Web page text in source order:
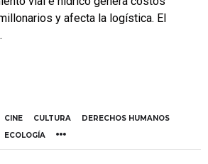
y afecta la logística. El
CINE CULTURA
DERECHOS HUMANOS
ECOLOGÍA